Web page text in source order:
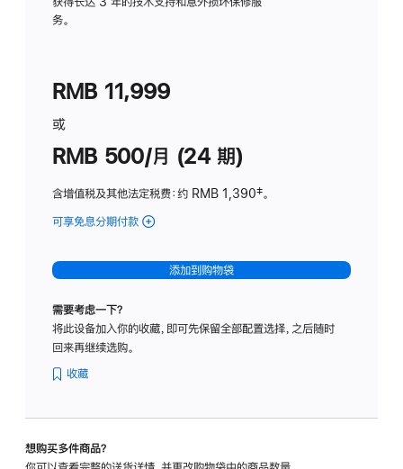
务。
RMB 11,999
或
RMB 500/月 (24 期)
含增值税及其他法定税费：约 RMB 1,390脚
‡。
可享免息分期付款 (Studio
-
标
璃
添加到购物袋
需要考虑一下？
将此设备加入你的收藏，即可先保留全部配置选择，之后随时
回来再继续选购。
收藏
想购买多件商品？